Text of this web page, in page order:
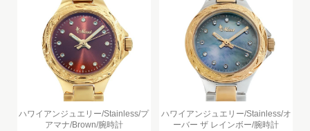
ハワイアンジュエリー/Stainless/プ
アマナ/Brown/腕時計
ハワイアンジュエリー/Stainless/オ
ーバー ザ レインボー/腕時計